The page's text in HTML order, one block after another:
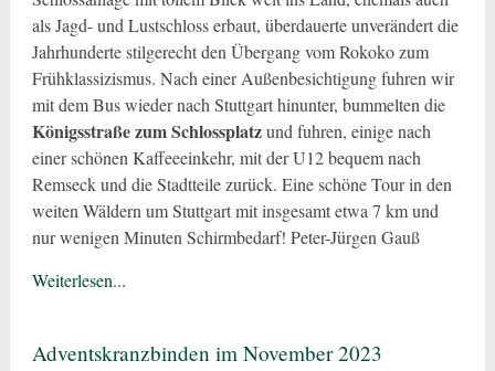
als Jagd- und Lustschloss erbaut, überdauerte unverändert die
Jahrhunderte stilgerecht den Übergang vom Rokoko zum
Frühklassizismus. Nach einer Außenbesichtigung fuhren wir
mit dem Bus wieder nach Stuttgart hinunter, bummelten die
Königsstraße zum Schlossplatzund fuhren, einige nach
einer schönen Kaffeeeinkehr, mit der U12 bequem nach
Remseck und die Stadtteile zurück. Eine schöne Tour in den
weiten Wäldern um Stuttgart mit insgesamt etwa 7 km und
nur wenigen Minuten Schirmbedarf! Peter-Jürgen Gauß
Weiterlesen...
Adventskranzbinden im November 2023